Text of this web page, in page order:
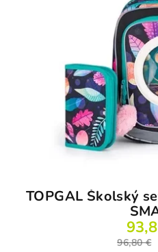
TOPGAL Školský
96,80 €